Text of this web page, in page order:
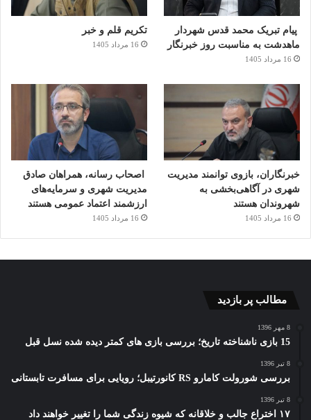
پیام تبریک محمد قدس شهردار
ماهدشت به مناسبت روز خبرنگار
16 مرداد 1405
تکریم قلم و خبر
16 مرداد 1405
خبرنگاران، بازوی توانمند مدیریت
شهری در آگاهی‌بخشی به
شهروندان هستند
16 مرداد 1405
اصحاب رسانه، همراهان صادق
مدیریت شهری و سرمایه‌های
ارزشمند اعتماد عمومی هستند
16 مرداد 1405
مطالب پر بازدید
8 مهر 1396
15 بازی ناشناخته تاریخ؛ بررسی بازی های کمتر دیده شده نسل قبل
8 تیر 1396
بررسی شورولت کامارو RS کانورتیبل؛ رویایی برای مسافرت تابستانی
8 تیر 1396
۱۷ اختراع جالب و خلاقانه که شیوه زندگی شما را تغییر خواهند داد